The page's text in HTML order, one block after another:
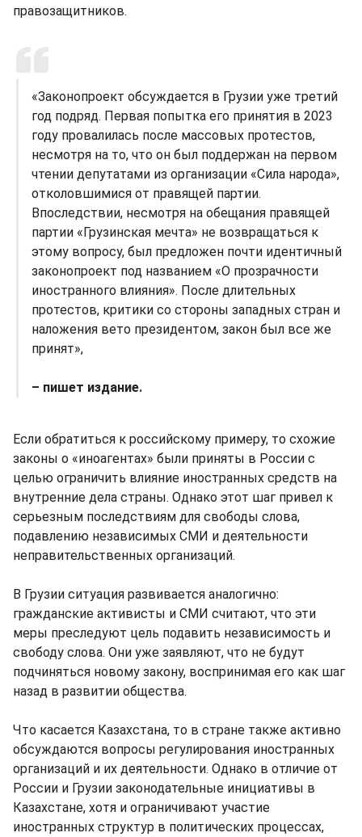
правозащитников.
«Законопроект обсуждается в Грузии уже третий
год подряд. Первая попытка его принятия в 2023
году провалилась после массовых протестов,
несмотря на то, что он был поддержан на первом
чтении депутатами из организации «Сила народа»,
отколовшимися от правящей партии.
Впоследствии, несмотря на обещания правящей
партии «Грузинская мечта» не возвращаться к
этому вопросу, был предложен почти идентичный
законопроект под названием «О прозрачности
иностранного влияния». После длительных
протестов, критики со стороны западных стран и
наложения вето президентом, закон был все же
принят»,
– пишет издание.
Если обратиться к российскому примеру, то схожие
законы о «иноагентах» были приняты в России с
целью ограничить влияние иностранных средств на
внутренние дела страны. Однако этот шаг привел к
серьезным последствиям для свободы слова,
подавлению независимых СМИ и деятельности
неправительственных организаций.
В Грузии ситуация развивается аналогично:
гражданские активисты и СМИ считают, что эти
меры преследуют цель подавить независимость и
свободу слова. Они уже заявляют, что не будут
подчиняться новому закону, воспринимая его как шаг
назад в развитии общества.
Что касается Казахстана, то в стране также активно
обсуждаются вопросы регулирования иностранных
организаций и их деятельности. Однако в отличие от
России и Грузии законодательные инициативы в
Казахстане, хотя и ограничивают участие
иностранных структур в политических процессах,